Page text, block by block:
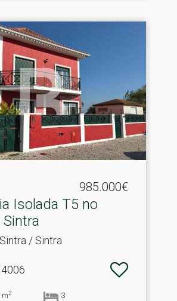
985.000€
Isolada T5 no
Sintra
/ Sintra
m2 3